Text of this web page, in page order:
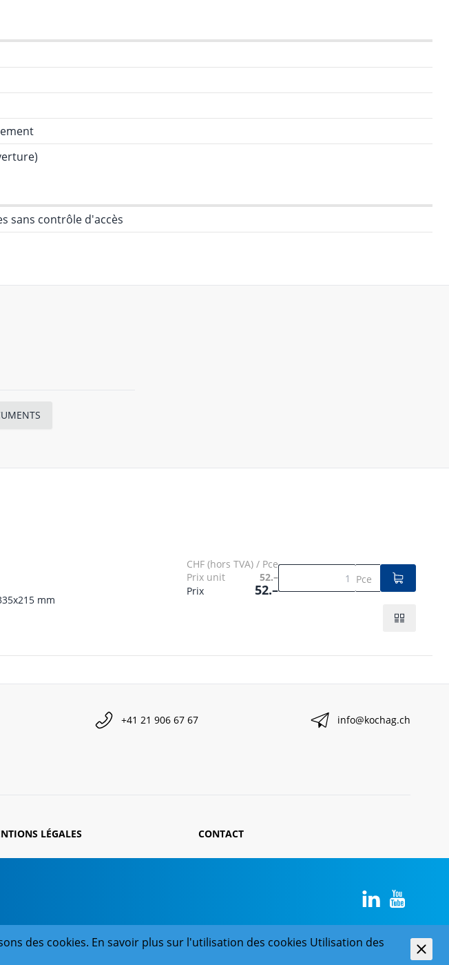
sans contrôle d'accès
mm
CHF (hors TVA) / Pce
Prix unit
52.–
Prix
52.–
Pce
+41 21 906 67 67 info@kochag.ch
LÉGALES CONTACT
des cookies. En savoir plus sur l'utilisation des cookies Utilisation des